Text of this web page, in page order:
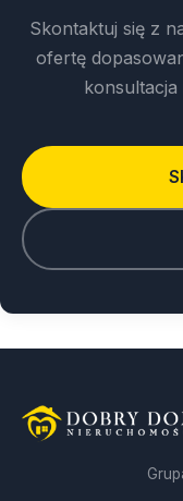
Skontaktuj się z
ofertę